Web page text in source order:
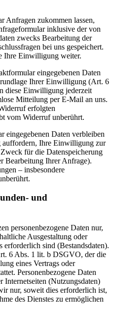
Anfragen zukommen lassen,
inklusive der von
zwecks Bearbeitung der
bei uns gespeichert.
Ihre Einwilligung weiter.
eingegebenen Daten
Ihrer Einwilligung (Art. 6
diese Einwilligung jederzeit
Mitteilung per E-Mail an uns.
erfolgten
vom Widerruf unberührt.
Daten verbleiben
auffordern, Ihre Einwilligung zur
für die Datenspeicherung
Bearbeitung Ihrer Anfrage).
– insbesondere
und
personenbezogene Daten nur,
Ausgestaltung oder
erforderlich sind (Bestandsdaten).
6 Abs. 1 lit. b DSGVO, der die
eines Vertrags oder
Personenbezogene Daten
Internetseiten (Nutzungsdaten)
nur, soweit dies erforderlich ist,
des Dienstes zu ermöglichen